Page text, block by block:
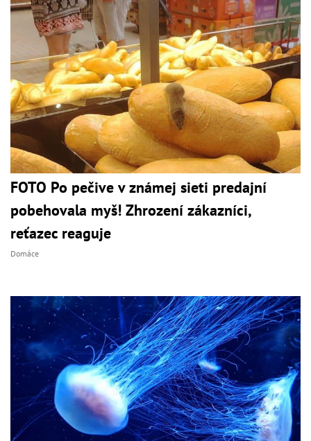
FOTO Po pečive v známej sieti predajní
pobehovala myš! Zhrození zákazníci,
reťazec reaguje
Domáce